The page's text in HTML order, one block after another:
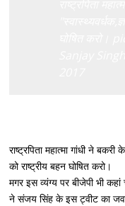
राष्ट्रपिता महात्मा गांधी ने
को राष्ट्रीय बहन घोषित करो।
मगर इस व्यंग्य पर बीजेपी भी
ने संजय सिंह के इस ट्वीट का